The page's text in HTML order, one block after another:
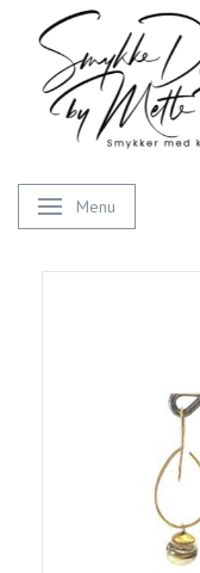
Skifte navigation
Menu